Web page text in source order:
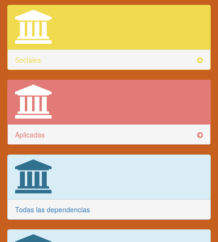
Sociales
Aplicadas
Todas las dependencias